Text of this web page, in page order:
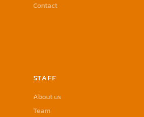
Contact
STAFF
About us
Team